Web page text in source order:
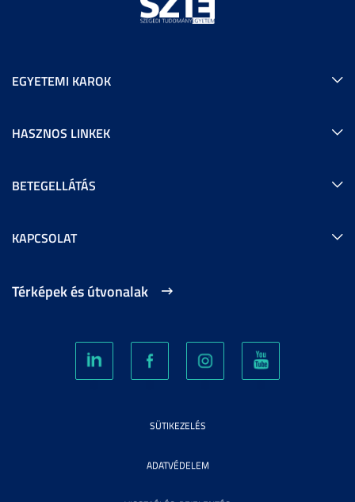
EGYETEMI KAROK
HASZNOS LINKEK
BETEGELLÁTÁS
KAPCSOLAT
Térképek és útvonalak
SÜTIKEZELÉS
ADATVÉDELEM